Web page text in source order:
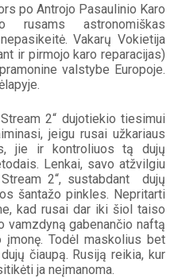
po Antrojo Pasaulinio Karo
rusams astronomiškas
Vakarų Vokietija
ir pirmojo karo reparacijas)
valstybe Europoje.
2“ dujotiekio tiesimui
jeigu rusai užkariaus
jie ir kontroliuos tą dujų
Lenkai, savo atžvilgiu
2“, sustabdant  dujų
šantažo pinkles. Nepritarti
kad rusai dar iki šiol taiso
vamzdyną gabenančio naftą
Todėl maskolius bet
čiaupą. Rusiją reikia, kur
ja neįmanoma.